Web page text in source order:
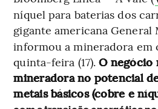
níquel para baterias dos
gigante americana General
informou a mineradora em
quinta-feira (17).O negócio
mineradora no potencial
metais básicos (cobre e